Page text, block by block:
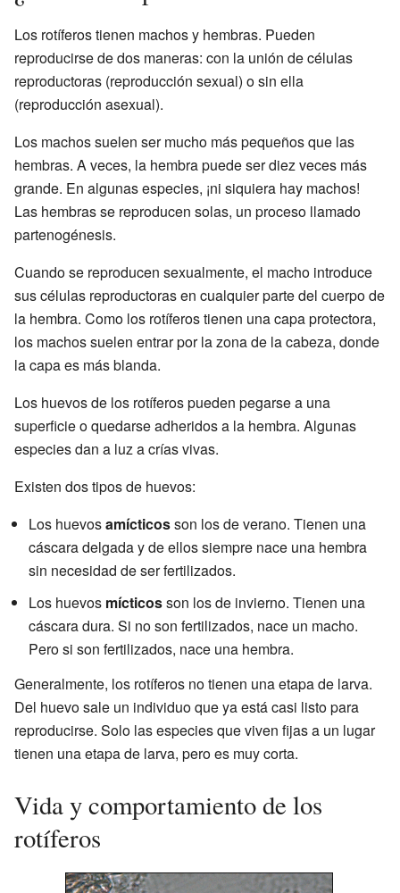
Los rotíferos tienen machos y hembras. Pueden
reproducirse de dos maneras: con la unión de células
reproductoras (reproducción sexual) o sin ella
(reproducción asexual).
Los machos suelen ser mucho más pequeños que las
hembras. A veces, la hembra puede ser diez veces más
grande. En algunas especies, ¡ni siquiera hay machos!
Las hembras se reproducen solas, un proceso llamado
partenogénesis.
Cuando se reproducen sexualmente, el macho introduce
sus células reproductoras en cualquier parte del cuerpo de
la hembra. Como los rotíferos tienen una capa protectora,
los machos suelen entrar por la zona de la cabeza, donde
la capa es más blanda.
Los huevos de los rotíferos pueden pegarse a una
superficie o quedarse adheridos a la hembra. Algunas
especies dan a luz a crías vivas.
Existen dos tipos de huevos:
Los huevosamícticosson los de verano. Tienen una
cáscara delgada y de ellos siempre nace una hembra
sin necesidad de ser fertilizados.
Los huevos mícticosson los de invierno. Tienen una
cáscara dura. Si no son fertilizados, nace un macho.
Pero si son fertilizados, nace una hembra.
Generalmente, los rotíferos no tienen una etapa de larva.
Del huevo sale un individuo que ya está casi listo para
reproducirse. Solo las especies que viven fijas a un lugar
tienen una etapa de larva, pero es muy corta.
Vida y comportamiento de los
rotíferos